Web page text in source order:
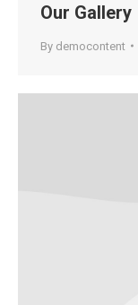
Our Gallery
By democontent